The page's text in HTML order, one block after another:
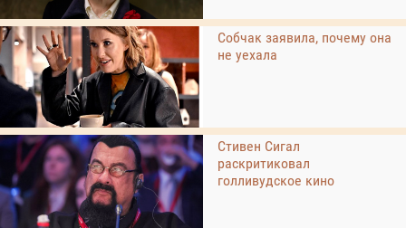
Собчак заявила, почему она
не уехала
Стивен Сигал
раскритиковал
голливудское кино